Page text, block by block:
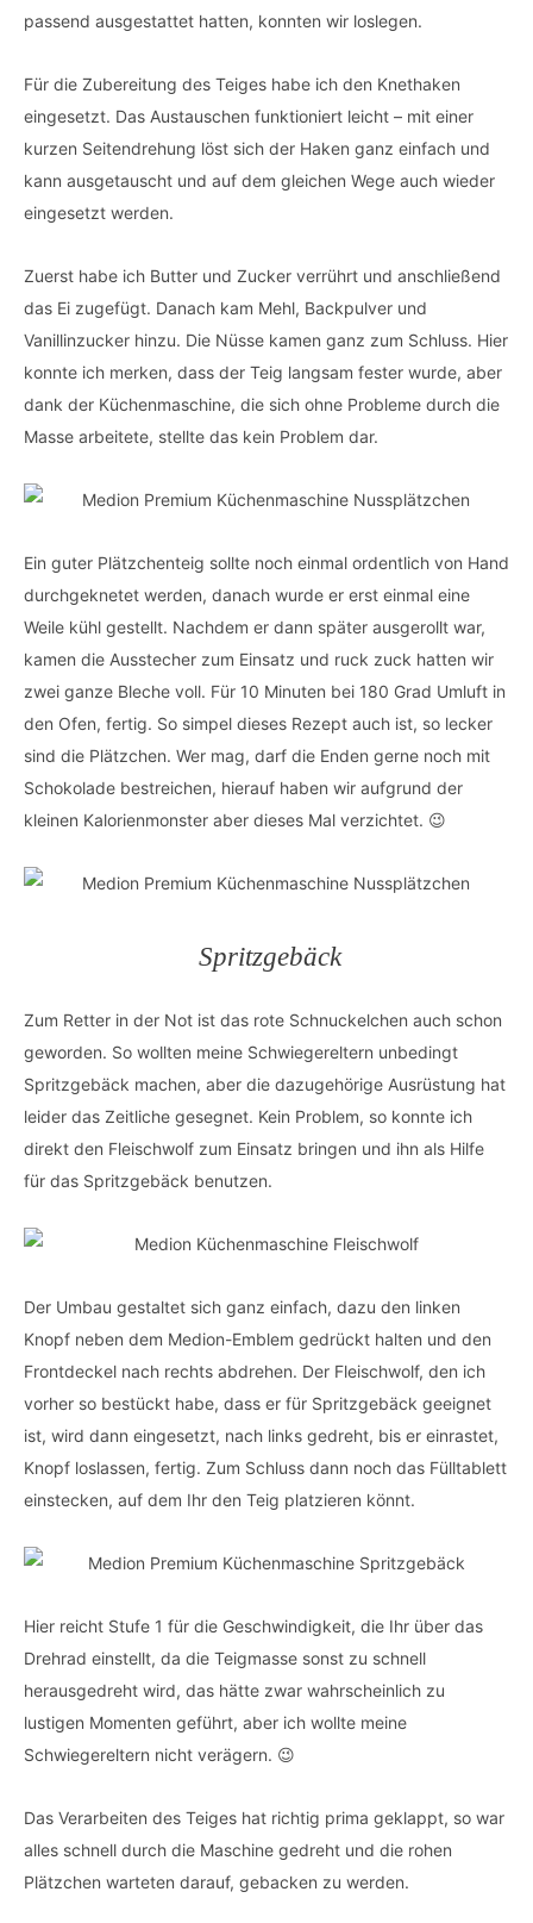
passend ausgestattet hatten, konnten wir loslegen.
Für die Zubereitung des Teiges habe ich den Knethaken
eingesetzt. Das Austauschen funktioniert leicht – mit einer
kurzen Seitendrehung löst sich der Haken ganz einfach und
kann ausgetauscht und auf dem gleichen Wege auch wieder
eingesetzt werden.
Zuerst habe ich Butter und Zucker verrührt und anschließend
das Ei zugefügt. Danach kam Mehl, Backpulver und
Vanillinzucker hinzu. Die Nüsse kamen ganz zum Schluss. Hier
konnte ich merken, dass der Teig langsam fester wurde, aber
dank der Küchenmaschine, die sich ohne Probleme durch die
Masse arbeitete, stellte das kein Problem dar.
Ein guter Plätzchenteig sollte noch einmal ordentlich von Hand
durchgeknetet werden, danach wurde er erst einmal eine
Weile kühl gestellt. Nachdem er dann später ausgerollt war,
kamen die Ausstecher zum Einsatz und ruck zuck hatten wir
zwei ganze Bleche voll. Für 10 Minuten bei 180 Grad Umluft in
den Ofen, fertig. So simpel dieses Rezept auch ist, so lecker
sind die Plätzchen. Wer mag, darf die Enden gerne noch mit
Schokolade bestreichen, hierauf haben wir aufgrund der
kleinen Kalorienmonster aber dieses Mal verzichtet. 😉
Spritzgebäck
Zum Retter in der Not ist das rote Schnuckelchen auch schon
geworden. So wollten meine Schwiegereltern unbedingt
Spritzgebäck machen, aber die dazugehörige Ausrüstung hat
leider das Zeitliche gesegnet. Kein Problem, so konnte ich
direkt den Fleischwolf zum Einsatz bringen und ihn als Hilfe
für das Spritzgebäck benutzen.
Der Umbau gestaltet sich ganz einfach, dazu den linken
Knopf neben dem Medion-Emblem gedrückt halten und den
Frontdeckel nach rechts abdrehen. Der Fleischwolf, den ich
vorher so bestückt habe, dass er für Spritzgebäck geeignet
ist, wird dann eingesetzt, nach links gedreht, bis er einrastet,
Knopf loslassen, fertig. Zum Schluss dann noch das Fülltablett
einstecken, auf dem Ihr den Teig platzieren könnt.
Hier reicht Stufe 1 für die Geschwindigkeit, die Ihr über das
Drehrad einstellt, da die Teigmasse sonst zu schnell
herausgedreht wird, das hätte zwar wahrscheinlich zu
lustigen Momenten geführt, aber ich wollte meine
Schwiegereltern nicht verägern. 😉
Das Verarbeiten des Teiges hat richtig prima geklappt, so war
alles schnell durch die Maschine gedreht und die rohen
Plätzchen warteten darauf, gebacken zu werden.